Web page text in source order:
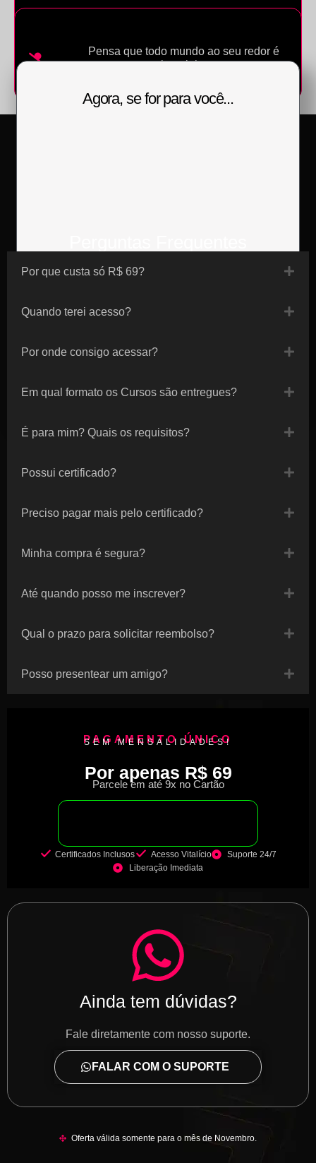
Pensa que todo mundo ao seu redor é
bonzinho
Agora, se for para você...
CLIQUE AQUI, MAS, APENAS SE
Por que custa só R$ 69?
Quando terei acesso?
Por onde consigo acessar?
Em qual formato os Cursos são entregues?
É para mim? Quais os requisitos?
Possui certificado?
Preciso pagar mais pelo certificado?
Minha compra é segura?
Até quando posso me inscrever?
Qual o prazo para solicitar reembolso?
Posso presentear um amigo?
PAGAMENTO ÚNICO
SEM MENSALIDADES!
Por apenas R$ 69
Parcele em até 9x no Cartão
Certificados Inclusos Acesso Vitalício
Suporte 24/7
Liberação Imediata
Ainda tem dúvidas?
Fale diretamente com nosso suporte.
FALAR COM O SUPORTE
Oferta válida somente para o mês de Novembro.